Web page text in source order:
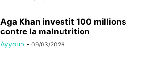
Aga Khan investit 100 millions
contre la malnutrition
Ayyoub - 09/03/2026